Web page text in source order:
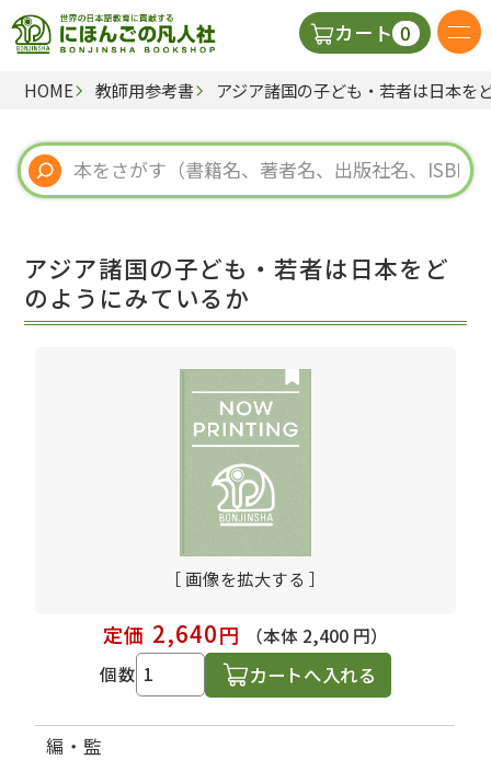
カート 0
日本語の教科書
視聴覚・補助教材
教師用参考書
HOME 教師用参考書 アジア諸国の子ども・若者は日本を
アジア諸国の子ども・若者は日本をど
のようにみているか
［ 画像を拡大する ］
定価 2,640円
（本体 2,400 円）
個数
カートへ入れる
編・監